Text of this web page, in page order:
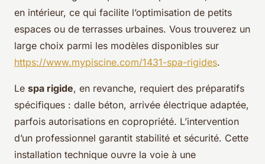
en intérieur, ce qui facilite l’optimisation de petits
espaces ou de terrasses urbaines. Vous trouverez un
large choix parmi les modèles disponibles sur
https://www.mypiscine.com/1431-spa-rigides.
Le spa rigide, en revanche, requiert des préparatifs
spécifiques : dalle béton, arrivée électrique adaptée,
parfois autorisations en copropriété. L’intervention
d’un professionnel garantit stabilité et sécurité. Cette
installation technique ouvre la voie à une